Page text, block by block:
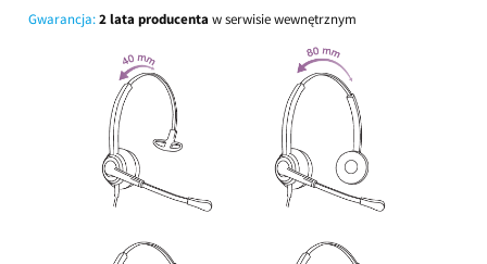
Gwarancja:2 lata producenta w serwisie wewnętrznym